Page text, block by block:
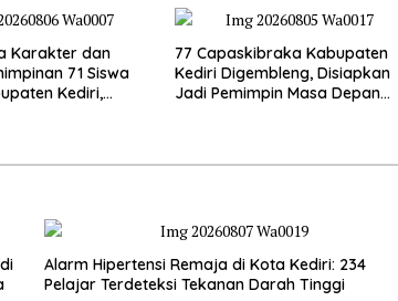
Karakter dan
71 Siswa
Kediri,
77 Capaskibraka Kabupaten
Kediri Digembleng, Disiapkan
Jadi Pemimpin Masa Depan
Alarm Hipertensi Remaja di Kota Kediri: 234
Pelajar Terdeteksi Tekanan Darah Tinggi